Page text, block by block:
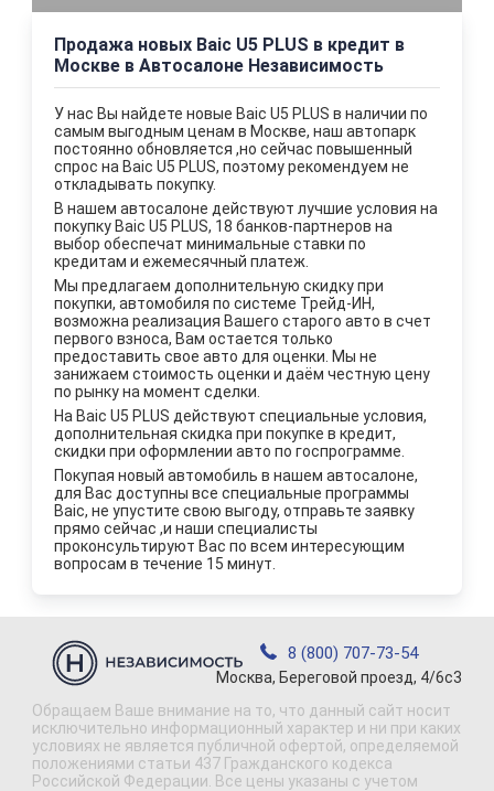
Продажа новых Baic U5 PLUS в кредит в
Москве в Автосалоне Независимость
У нас Вы найдете новые Baic U5 PLUS в наличии по
самым выгодным ценам в Москве, наш автопарк
постоянно обновляется ,но сейчас повышенный
спрос на Baic U5 PLUS, поэтому рекомендуем не
откладывать покупку.
В нашем автосалоне действуют лучшие уcловия на
покупку Baic U5 PLUS, 18 банков-партнеров на
выбор обеспечат минимальные ставки по
кредитам и ежемесячный платеж.
Мы предлагаем дополнительную скидку при
покупки, автомобиля по системе Трейд-ИН,
возможна реализация Вашего старого авто в счет
первого взноса, Вам остается только
предоставить свое авто для оценки. Мы не
занижаем стоимость оценки и даём честную цену
по рынку на момент сделки.
На Baic U5 PLUS действуют специальные условия,
дополнительная скидка при покупке в кредит,
скидки при оформлении авто по госпрограмме.
Покупая новый автомобиль в нашем автосалоне,
для Вас доступны все специальные программы
Baic, не упустите свою выгоду, отправьте заявку
прямо сейчас ,и наши специалисты
проконсультируют Вас по всем интересующим
вопросам в течение 15 минут.
8 (800) 707-73-54
Москва, Береговой проезд, 4/6с3
Обращаем Ваше внимание на то, что данный сайт носит
исключительно информационный характер и ни при каких
условиях не является публичной офертой, определяемой
положениями статьи 437 Гражданского кодекса
Российской Федерации. Все цены указаны с учетом